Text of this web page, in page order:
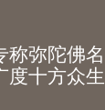
弥陀佛名
十方众生